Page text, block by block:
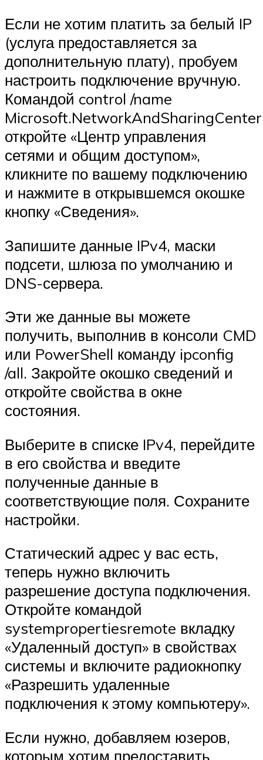
Если не хотим платить за белый IP
(услуга предоставляется за
дополнительную плату), пробуем
настроить подключение вручную.
Командой control /name
Microsoft.NetworkAndSharingCenter
откройте «Центр управления
сетями и общим доступом»,
кликните по вашему подключению
и нажмите в открывшемся окошке
кнопку «Сведения».
Запишите данные IPv4, маски
подсети, шлюза по умолчанию и
DNS-сервера.
Эти же данные вы можете
получить, выполнив в консоли CMD
или PowerShell команду ipconfig
/all. Закройте окошко сведений и
откройте свойства в окне
состояния.
Выберите в списке IPv4, перейдите
в его свойства и введите
полученные данные в
соответствующие поля. Сохраните
настройки.
Статический адрес у вас есть,
теперь нужно включить
разрешение доступа подключения.
Откройте командой
systempropertiesremote вкладку
«Удаленный доступ» в свойствах
системы и включите радиокнопку
«Разрешить удаленные
подключения к этому компьютеру».
Если нужно, добавляем юзеров,
которым хотим предоставить